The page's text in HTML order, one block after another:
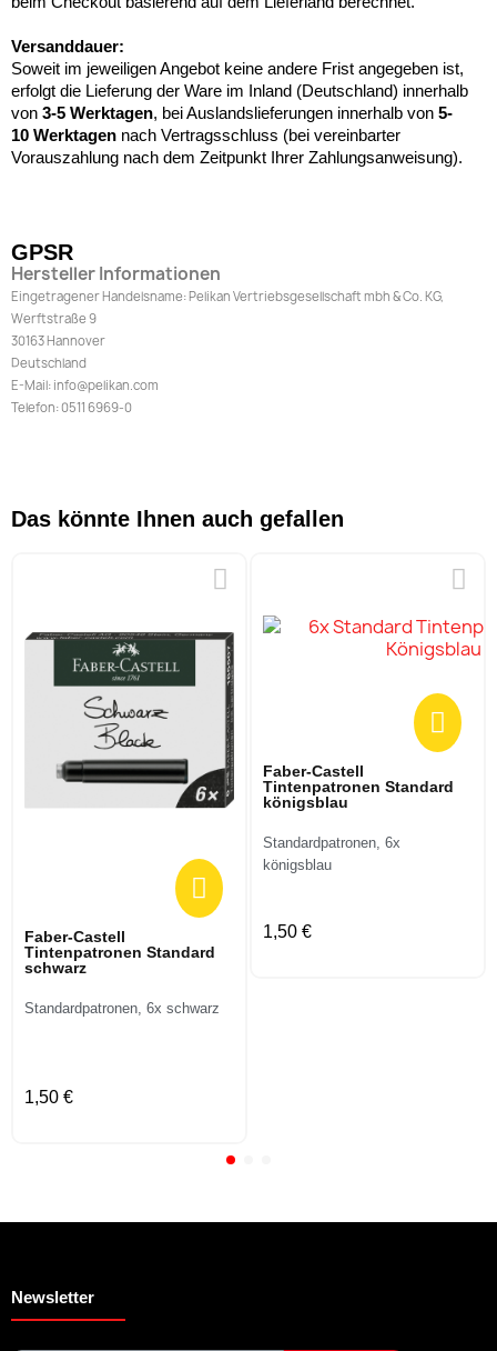
Versanddauer:
Soweit im jeweiligen Angebot keine andere Frist angegeben ist,
erfolgt die Lieferung der Ware im Inland (Deutschland) innerhalb
von 3-5 Werktagen, bei Auslandslieferungen innerhalb von 5-
10 Werktagen nach Vertragsschluss (bei vereinbarter
Vorauszahlung nach dem Zeitpunkt Ihrer Zahlungsanweisung).
GPSR
Hersteller Informationen
Eingetragener Handelsname: Pelikan Vertriebsgesellschaft mbh & Co. KG,
Werftstraße 9
30163 Hannover
Deutschland
E-Mail: info@pelikan.com
Telefon: 0511 6969-0
Das könnte Ihnen auch gefallen
Faber-Castell
Tintenpatronen Standard
schwarz
Standardpatronen, 6x schwarz
1,50 €
Faber-Castell
Tintenpatronen Standard
königsblau
Standardpatronen, 6x
königsblau
1,50 €
Newsletter